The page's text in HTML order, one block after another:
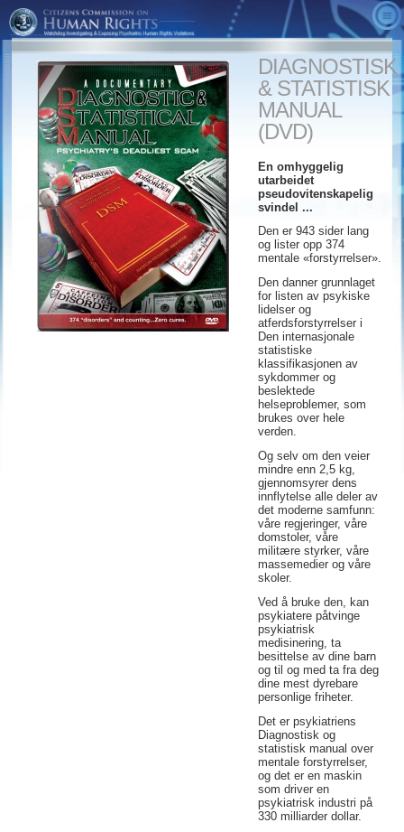
OM OSS
Hva er CCHR
Resultater
Et budskap fra Presidenten
Rådgivende råd
Erklæring for mental helse
Psykiatri: En dødsindustri -museum
CCHR Global Lokalisator
VIDEOER
CCHR tv-annonser
Fienden i det skjulte
Fryktens tidsalder
Diagnostisk & statistisk
manual
Markedsføringen av galskap
Et dødelig levebrød:
Psykiatri: En dødsindustri
Resept på vold
SANNHETEN OM PSYKIATRI
Hurtig overblikk
CCHR-publikasjoner
Nedlastinger
ALTERNATIVER
GÅ TIL HANDLING
Engasjer deg
Medlemskap og bidrag
Rapporter reaksjoner på medikamenter
Gratis informasjonssett
Pedagoger
BESTILL
DIAGNOSTISK
& STATISTISK
MANUAL
(DVD)
En omhyggelig
utarbeidet
pseudovitenskapelig
svindel ...
Den er 943 sider lang
og lister opp 374
mentale «forstyrrelser».
Den danner grunnlaget
for listen av psykiske
lidelser og
atferdsforstyrrelser i
Den internasjonale
statistiske
klassifikasjonen av
sykdommer og
beslektede
helseproblemer, som
brukes over hele
verden.
Og selv om den veier
mindre enn 2,5 kg,
gjennomsyrer dens
innflytelse alle deler av
det moderne samfunn:
våre regjeringer, våre
domstoler, våre
militære styrker, våre
massemedier og våre
skoler.
Ved å bruke den, kan
psykiatere påtvinge
psykiatrisk
medisinering, ta
besittelse av dine barn
og til og med ta fra deg
dine mest dyrebare
personlige friheter.
Det er psykiatriens
Diagnostisk og
statistisk manual over
mentale forstyrrelser,
og det er en maskin
som driver en
psykiatrisk industri på
330 milliarder dollar.